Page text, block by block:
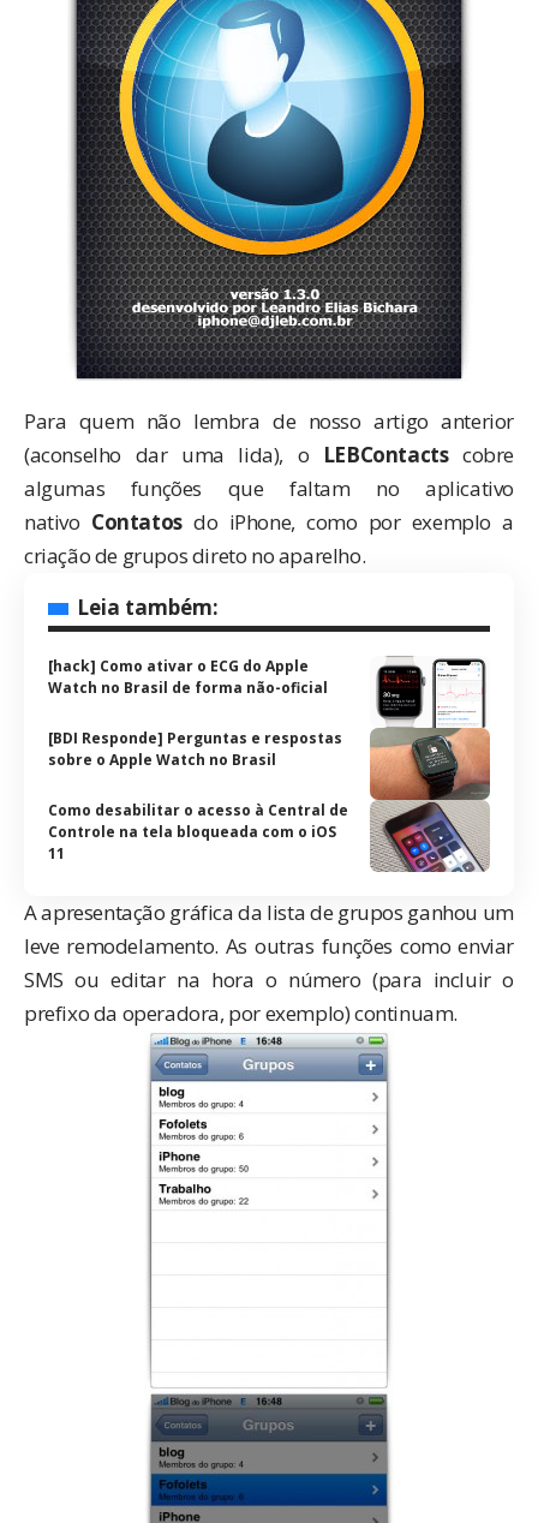
Para quem não lembra de nossoartigo anterior
(aconselho dar uma lida), o LEBContactscobre
algumas funções que faltam no aplicativo
nativo Contatosdo iPhone, como por exemplo a
criação de grupos direto no aparelho.
Leia também:
[hack] Como ativar o ECG do Apple
Watch no Brasil de forma não-oficial
[BDI Responde] Perguntas e respostas
sobre o Apple Watch no Brasil
Como desabilitar o acesso à Central de
Controle na tela bloqueada com o iOS
11
A apresentação gráfica da lista de grupos ganhou um
leve remodelamento. As outras funções como enviar
SMS ou editar na hora o número (para incluir o
prefixo da operadora, por exemplo) continuam.